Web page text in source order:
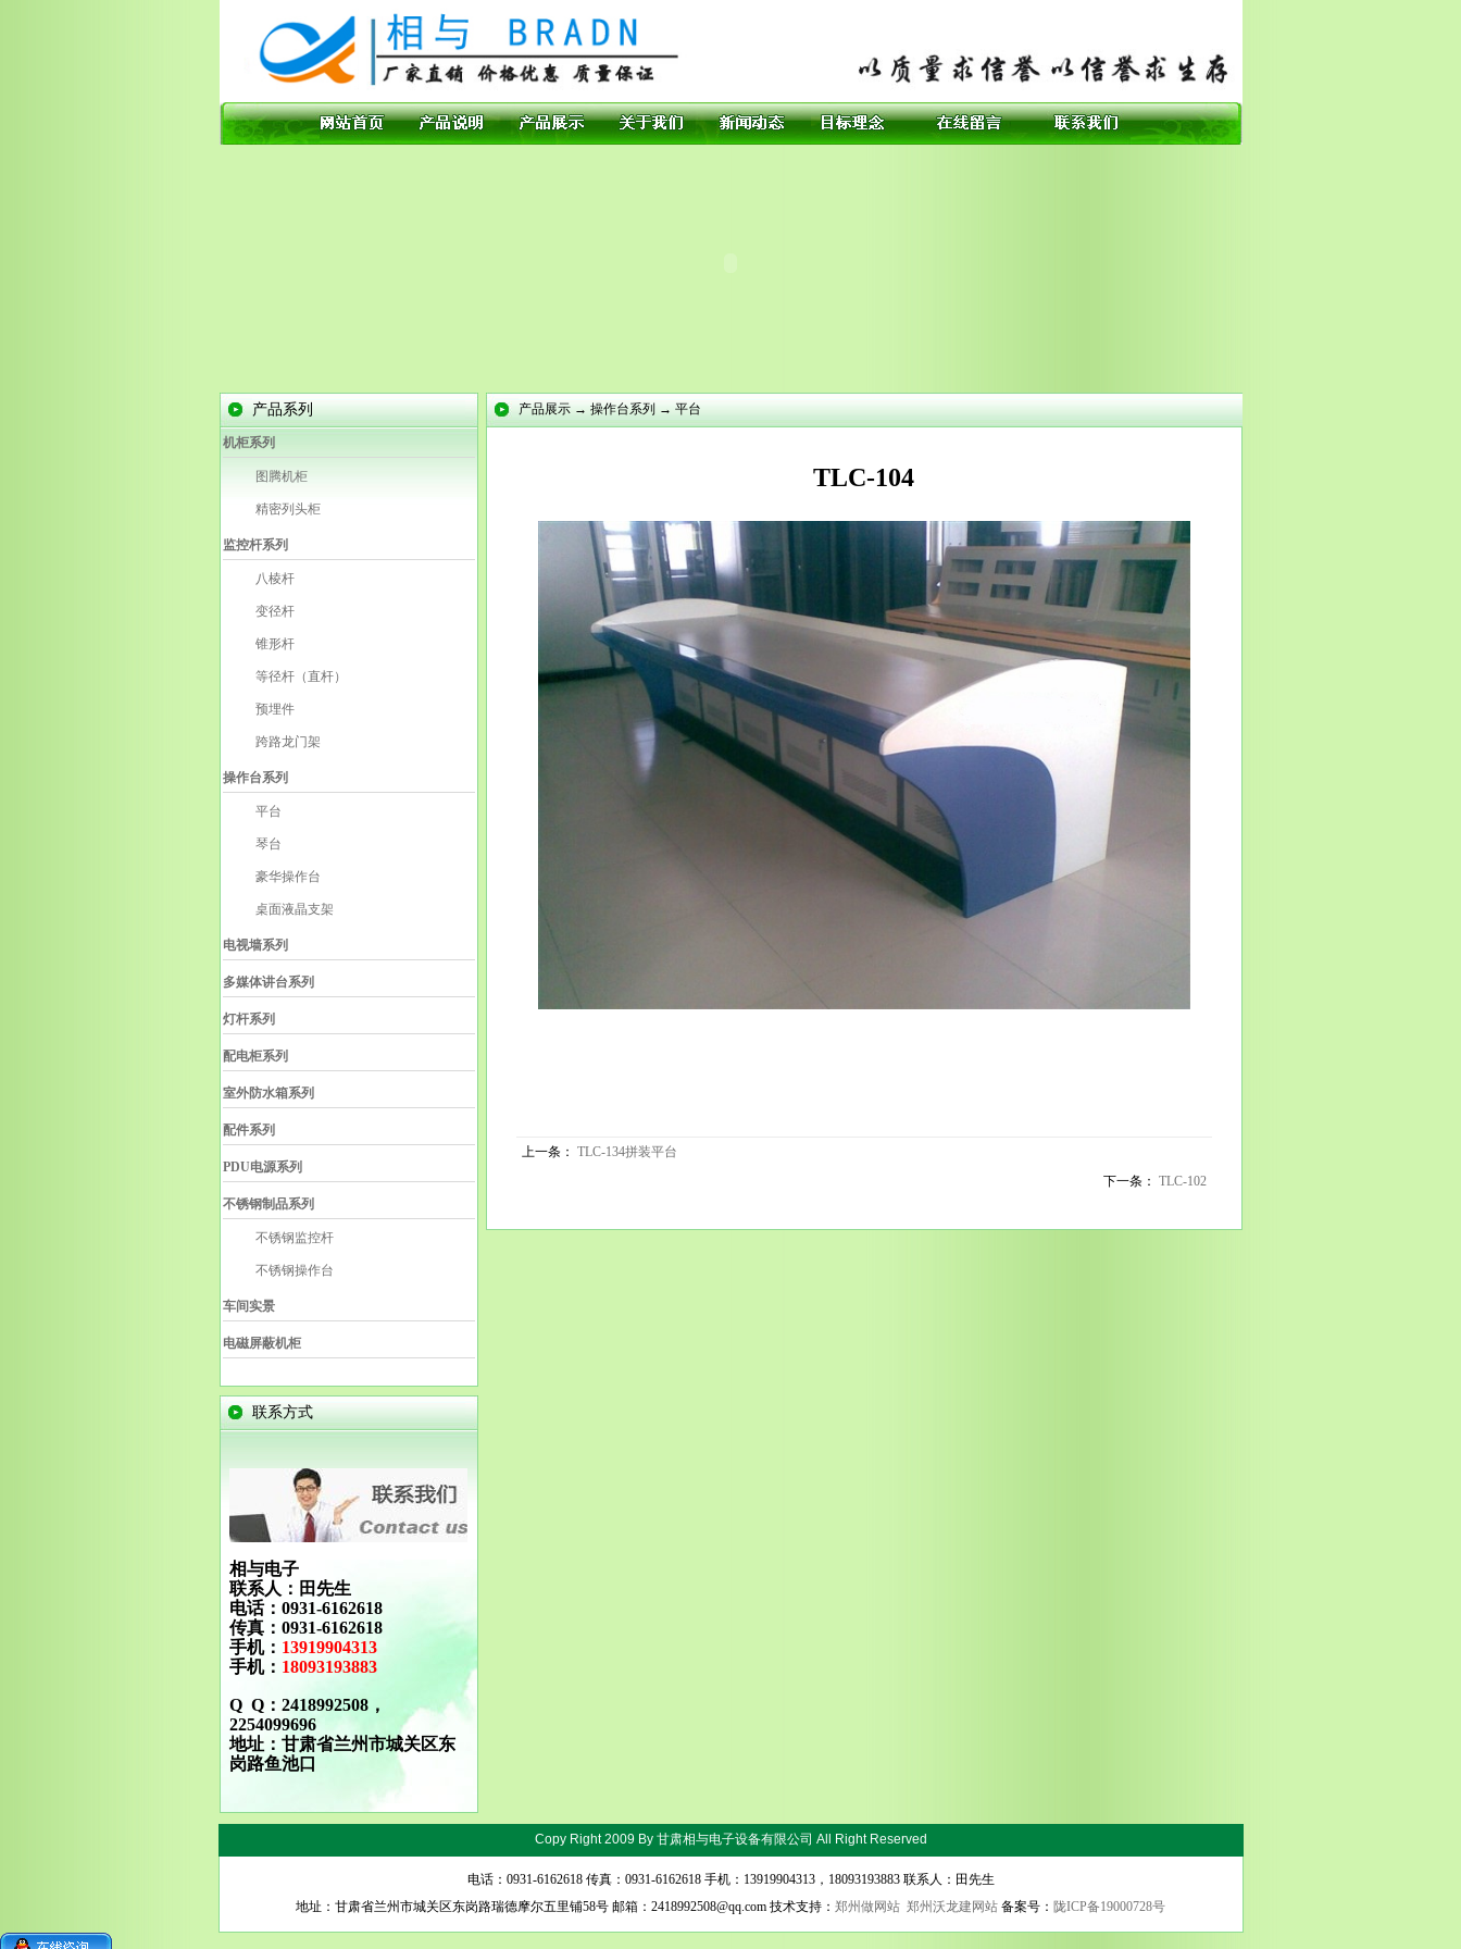
产品系列
机柜系列
图腾机柜
精密列头柜
监控杆系列
八棱杆
变径杆
锥形杆
等径杆（直杆）
预埋件
跨路龙门架
操作台系列
平台
琴台
豪华操作台
桌面液晶支架
电视墙系列
多媒体讲台系列
灯杆系列
配电柜系列
室外防水箱系列
配件系列
PDU电源系列
不锈钢制品系列
不锈钢监控杆
不锈钢操作台
车间实景
电磁屏蔽机柜
联系方式
相与电子
联系人：田先生
电话：0931-6162618
传真：0931-6162618
手机： 13919904313
手机： 18093193883
Q Q：2418992508，
2254099696
地址：甘肃省兰州市城关区东
岗路鱼池口
产品展示 → 操作台系列 → 平台
TLC-104
上一条： TLC-134拼装平台
下一条： TLC-102
Copy Right 2009 By甘肃相与电子设备有限公司 All Right Reserved
电话：0931-6162618 传真：0931-6162618 手机：13919904313，18093193883 联系人：田先生
地址：甘肃省兰州市城关区东岗路瑞德摩尔五里铺58号 邮箱：2418992508@qq.com 技术支持： 郑州做网站 郑州沃龙建网站 备案号： 陇ICP备19000728号